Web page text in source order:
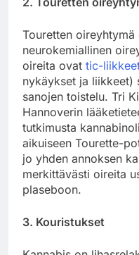
Touretten
neurokemiallinen
oireita ovat tic-
nykäykset ja liikkeet)
sanojen toistelu. Tri
Hannoverin
tutkimusta
aikuiseen Tourette-
jo yhden annoksen
merkittävästi oireita
plaseboon.
3. Kouristukset